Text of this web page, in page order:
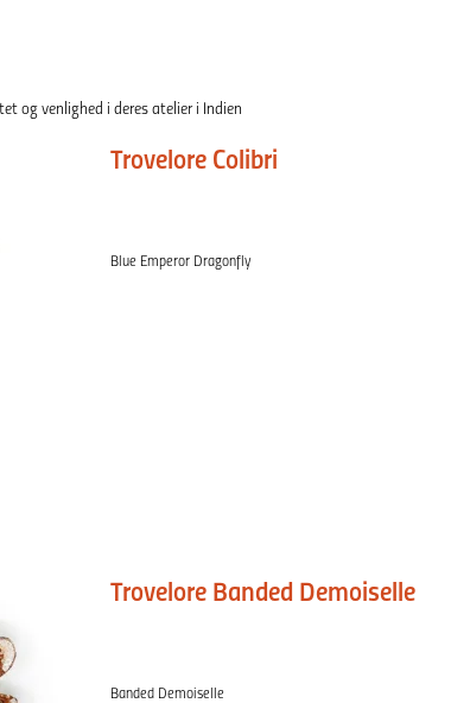
og venlighed i deres atelier i Indien
Trovelore Colibri
Blue Emperor Dragonfly
Trovelore Banded Demoiselle
Banded Demoiselle